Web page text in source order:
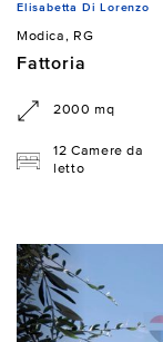
Elisabetta Di Lorenzo
Modica, RG
Fattoria
2000 mq
12 Camere da
letto